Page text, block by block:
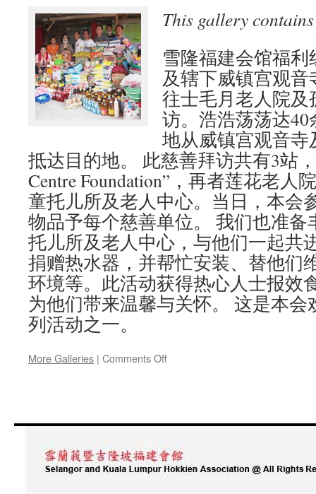
辖
威
镇
宫
观
音
寺
联
办“慈
善
布
活
动”
This gallery
雪隆福建会馆福
及辖下威镇宫观
往士毛月老人院
访。浩浩荡荡达
地从威镇宫观音
抵达目的地。 此慈善拜访共有3站，
Centre Foundation”，再者莲花老人
童托儿所及老人中心。当日，本会
物品予每个慈善单位。 我们也准
托儿所及老人中心，与他们一起共
捐赠热水器，并帮忙安装、替他们
环境等。此活动获得热心人士报效
为他们带来温馨与关怀。 这是本会
列活动之一。
More Galleries | Comments Offon
庆
动
系